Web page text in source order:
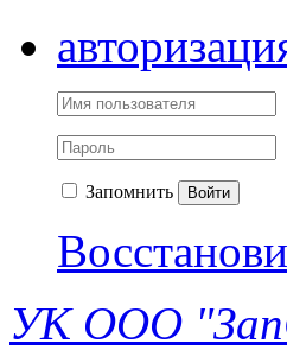
Запомнить Войти
УК ООО